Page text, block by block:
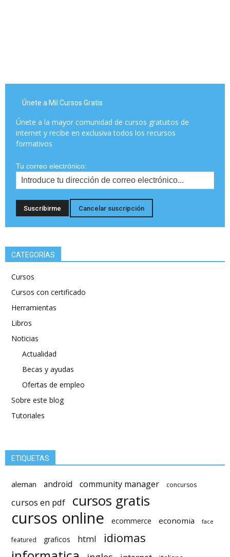
Únete a Mil Cursos Gratis
Únete a la mayor comunidad de cursos gratuitos de
internet y recibe en exclusiva todos los recursos
formativos
Tu correo electrónico:
CATEGORÍAS
Cursos
Cursos con certificado
Herramientas
Libros
Noticias
Actualidad
Becas y ayudas
Ofertas de empleo
Sobre este blog
Tutoriales
ETIQUETAS
aleman android community manager concursos
cursos en pdf cursos gratis
cursos online ecommerce economia face
featured graficos html idiomas